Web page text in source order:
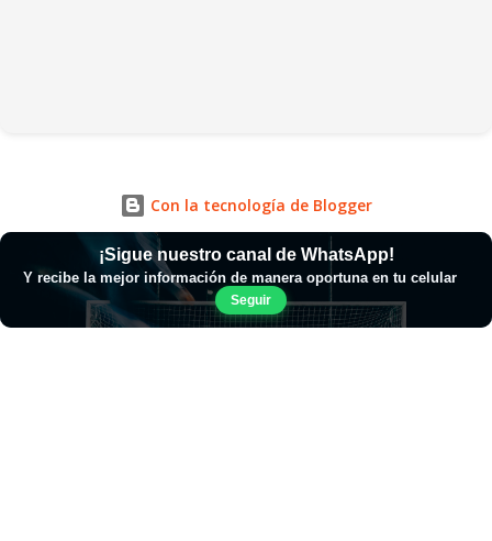
Con la tecnología de Blogger
¡Sigue nuestro canal de WhatsApp!
Y recibe la mejor información de manera oportuna en tu celular
Seguir